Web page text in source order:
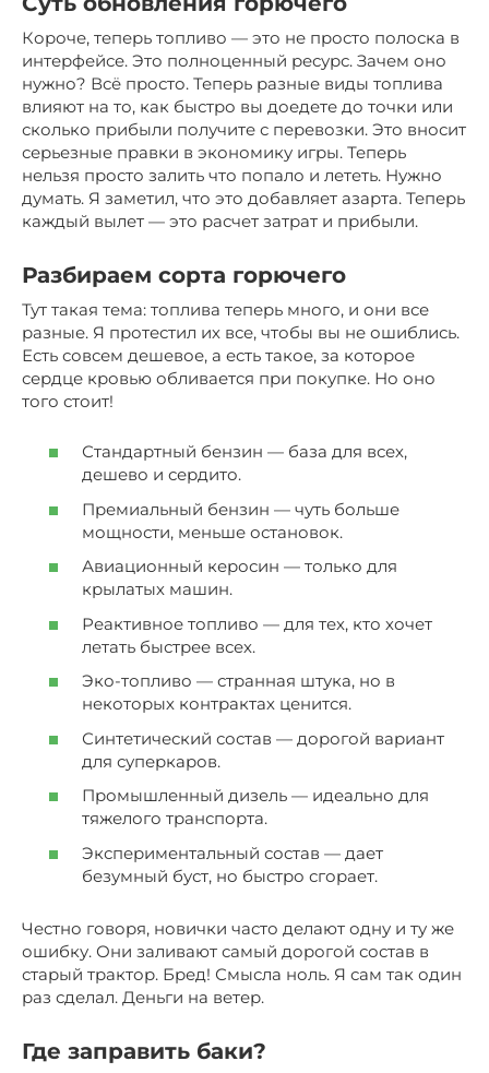
Короче, теперь топливо — это не просто полоска в
интерфейсе. Это полноценный ресурс. Зачем оно
нужно? Всё просто. Теперь разные виды топлива
влияют на то, как быстро вы доедете до точки или
сколько прибыли получите с перевозки. Это вносит
серьезные правки в экономику игры. Теперь
нельзя просто залить что попало и лететь. Нужно
думать. Я заметил, что это добавляет азарта. Теперь
каждый вылет — это расчет затрат и прибыли.
Разбираем сорта горючего
Тут такая тема: топлива теперь много, и они все
разные. Я протестил их все, чтобы вы не ошиблись.
Есть совсем дешевое, а есть такое, за которое
сердце кровью обливается при покупке. Но оно
того стоит!
Стандартный бензин — база для всех,
дешево и сердито.
Премиальный бензин — чуть больше
мощности, меньше остановок.
Авиационный керосин — только для
крылатых машин.
Реактивное топливо — для тех, кто хочет
летать быстрее всех.
Эко-топливо — странная штука, но в
некоторых контрактах ценится.
Синтетический состав — дорогой вариант
для суперкаров.
Промышленный дизель — идеально для
тяжелого транспорта.
Экспериментальный состав — дает
безумный буст, но быстро сгорает.
Честно говоря, новички часто делают одну и ту же
ошибку. Они заливают самый дорогой состав в
старый трактор. Бред! Смысла ноль. Я сам так один
раз сделал. Деньги на ветер.
Где заправить баки?